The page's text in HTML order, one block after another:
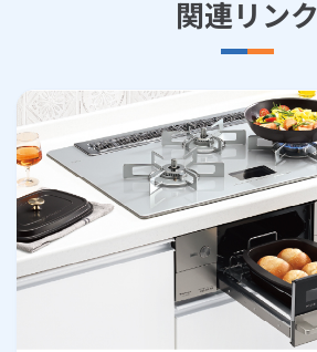
関連リンク